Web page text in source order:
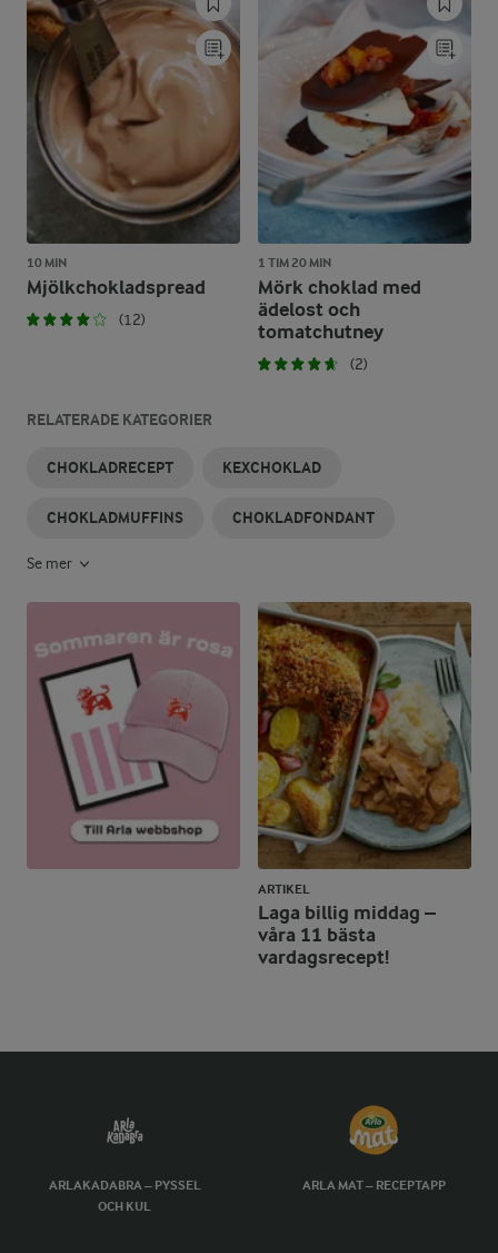
10 MIN
Mjölkchokladspread
(12)
1 TIM 20 MIN
Mörk choklad med
ädelost och
tomatchutney
(2)
RELATERADE KATEGORIER
CHOKLADRECEPT KEXCHOKLAD
CHOKLADMUFFINS CHOKLADFONDANT
Se mer
ARTIKEL
Laga billig middag –
våra 11 bästa
vardagsrecept!
ARLAKADABRA – PYSSEL
OCH KUL
ARLA MAT – RECEPTAPP